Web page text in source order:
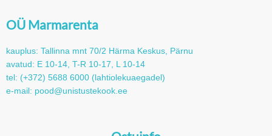
OÜ Marmarenta
kauplus: Tallinna mnt 70/2 Härma Keskus, Pärnu
avatud: E 10-14, T-R 10-17, L 10-14
tel: (+372) 5688 6000 (lahtiolekuaegadel)
e-mail: pood@unistustekook.ee